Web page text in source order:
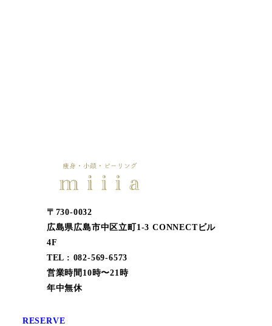
〒730-0032
広島県広島市中区立町1-3 CONNECTビル
4F
TEL : 082-569-6573
営業時間10時〜21時
年中無休
RESERVE